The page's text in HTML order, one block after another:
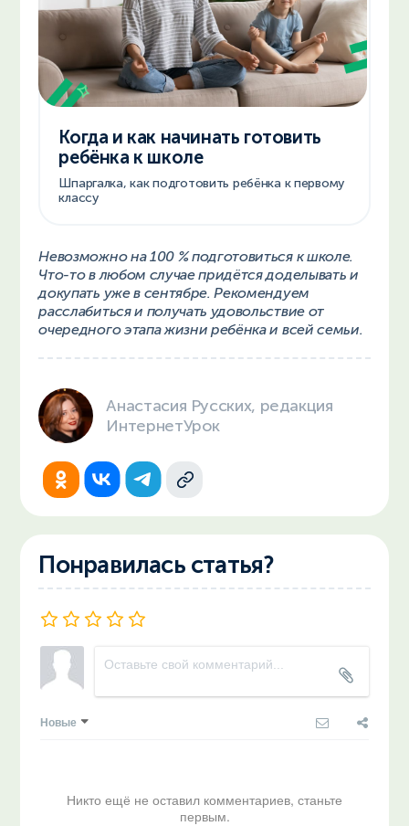
Когда и как начинать готовить
ребёнка к школе
Шпаргалка, как подготовить ребёнка к первому
классу
Невозможно на 100 % подготовиться к школе.
Что-то в любом случае придётся доделывать и
докупать уже в сентябре. Рекомендуем
расслабиться и получать удовольствие от
очередного этапа жизни ребёнка и всей семьи.
Анастасия Русских, редакция
ИнтернетУрок
Понравилась статья?
Новые
Никто ещё не оставил комментариев, станьте
первым.